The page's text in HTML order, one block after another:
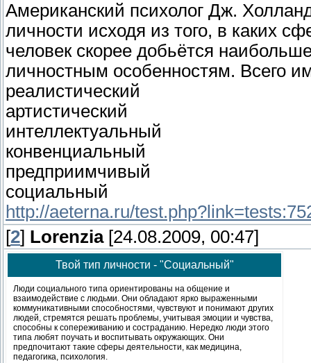
Американский психолог Дж.
личности исходя из того, в каких
человек скорее добьётся
личностным особенностям. Всего
реалистический
артистический
интеллектуальный
конвенциальный
предприимчивый
социальный
http://aeterna.ru/
[2] Lorenzia[24.08.2009, 00:47]
Твой тип личности - "Социальный"
Люди социального типа ориентированы на общение и
взаимодействие с людьми. Они обладают ярко выраженными
коммуникативными способностями, чувствуют и понимают других
людей, стремятся решать проблемы, учитывая эмоции и чувства,
способны к сопереживанию и состраданию. Нередко люди этого
типа любят поучать и воспитывать окружающих. Они
предпочитают такие сферы деятельности, как медицина,
педагогика, психология.